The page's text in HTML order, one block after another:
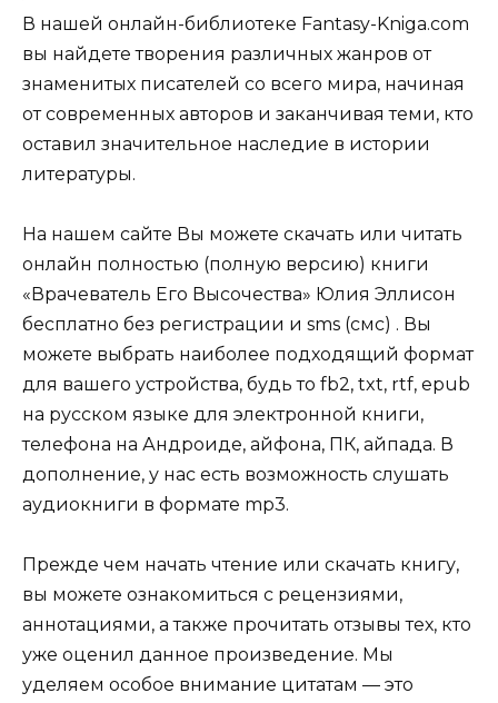
В нашей онлайн-библиотеке Fantasy-Kniga.com
вы найдете творения различных жанров от
знаменитых писателей со всего мира, начиная
от современных авторов и заканчивая теми, кто
оставил значительное наследие в истории
литературы.
На нашем сайте Вы можете скачать или читать
онлайн полностью (полную версию) книги
«Врачеватель Его Высочества» Юлия Эллисон
бесплатно без регистрации и sms (смс) . Вы
можете выбрать наиболее подходящий формат
для вашего устройства, будь то fb2, txt, rtf, epub
на русском языке для электронной книги,
телефона на Андроиде, айфона, ПК, айпада. В
дополнение, у нас есть возможность слушать
аудиокниги в формате mp3.
Прежде чем начать чтение или скачать книгу,
вы можете ознакомиться с рецензиями,
аннотациями, а также прочитать отзывы тех, кто
уже оценил данное произведение. Мы
уделяем особое внимание цитатам — это